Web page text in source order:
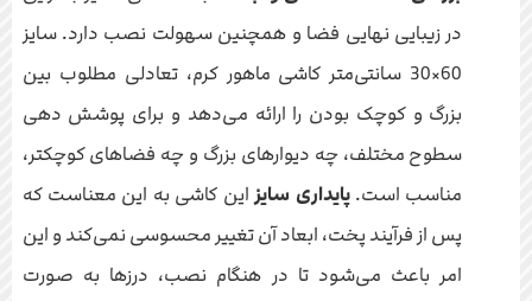
در زیبایی نهایی فضا و همچنین سهولت نصب دارد. سایز
60×30 سانتی‌متر کاشی ماهور کرم، تعادلی مطلوب بین
بزرگ و کوچک بودن را ارائه می‌دهد و برای پوشش دهی
سطوح مختلف، چه دیوارهای بزرگ و چه فضاهای کوچکتر،
مناسب است.پایداری سایزاین کاشی به این معناست که
پس از فرآیند پخت، ابعاد آن تغییر محسوسی نمی‌کند و این
امر باعث می‌شود تا در هنگام نصب، درزها به صورت